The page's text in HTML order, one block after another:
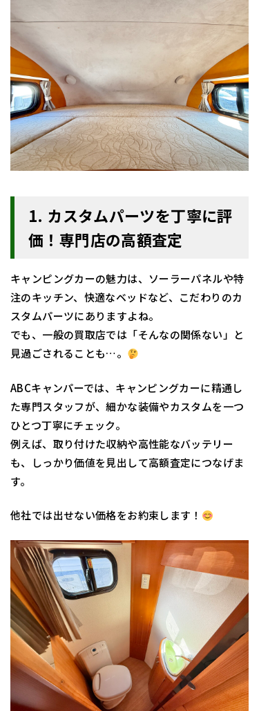
1. カスタムパーツを丁寧に評
価！専門店の高額査定
キャンピングカーの魅力は、ソーラーパネルや特
注のキッチン、快適なベッドなど、こだわりのカ
スタムパーツにありますよね。
でも、一般の買取店では「そんなの関係ない」と
見過ごされることも…。
ABCキャンパーでは、キャンピングカーに精通し
た専門スタッフが、細かな装備やカスタムを一つ
ひとつ丁寧にチェック。
例えば、取り付けた収納や高性能なバッテリー
も、しっかり価値を見出して高額査定につなげま
す。
他社では出せない価格をお約束します！